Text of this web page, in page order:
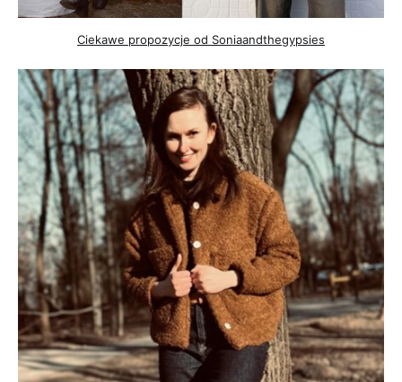
Ciekawe propozycje od Soniaandthegypsies